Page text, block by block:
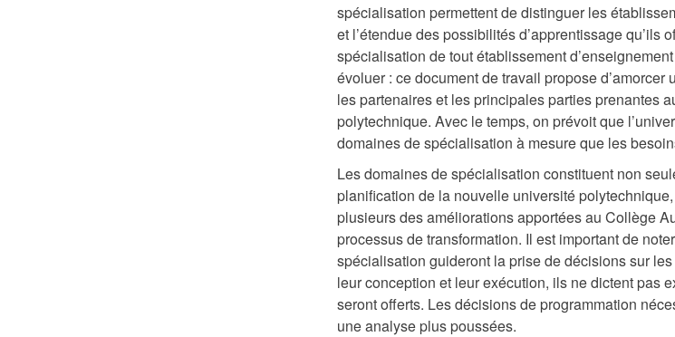
spécialisation permettent de distinguer les
et l’étendue des possibilités d’apprentissage qu’ils
spécialisation de tout établissement
évoluer : ce document de travail propose
les partenaires et les principales parties prenantes
polytechnique. Avec le temps, on prévoit que
domaines de spécialisation à mesure que les
Les domaines de spécialisation constituent non
planification de la nouvelle université
plusieurs des améliorations apportées au Collège
processus de transformation. Il est important de
spécialisation guideront la prise de décisions sur
leur conception et leur exécution, ils ne dictent pas
seront offerts. Les décisions de programmation
une analyse plus poussées.